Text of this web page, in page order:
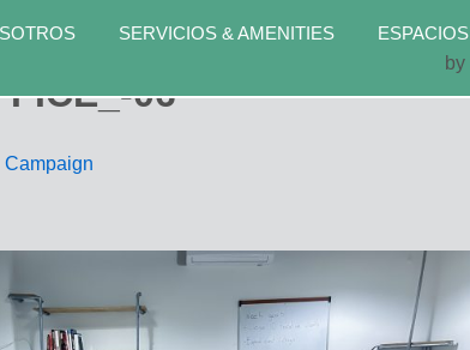
SERVICIOS & AMENITIES ESPACIOS
by
06
Campaign